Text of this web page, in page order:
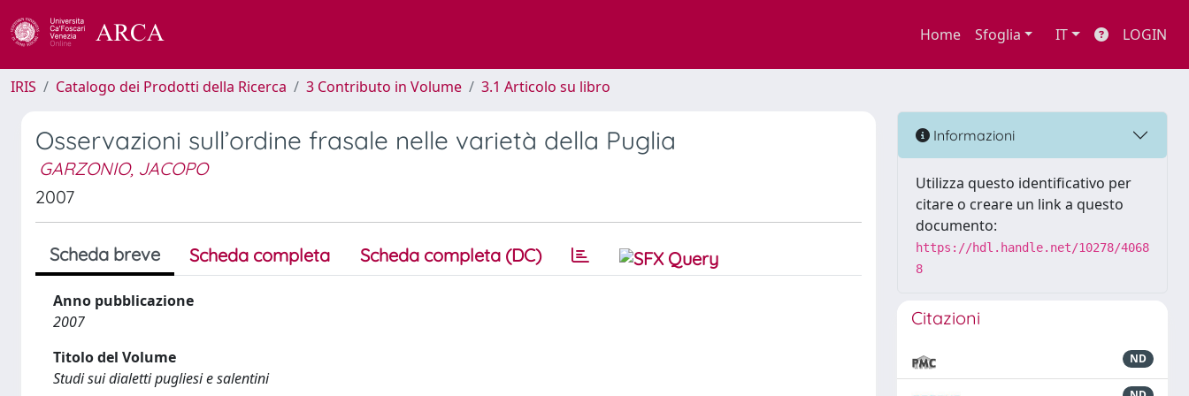
Home Sfoglia IT LOGIN
IRIS Catalogo dei Prodotti della Ricerca 3 Contributo in Volume 3.1 Articolo su libro
Osservazioni sull’ordine frasale nelle varietà della Puglia
GARZONIO, JACOPO
2007
Scheda breve Scheda completa Scheda completa (DC)
Anno pubblicazione
2007
Titolo del Volume
Studi sui dialetti pugliesi e salentini
Informazioni
Utilizza questo identificativo per
citare o creare un link a questo
documento:
https://hdl.handle.net/10278/4068
8
Citazioni
ND